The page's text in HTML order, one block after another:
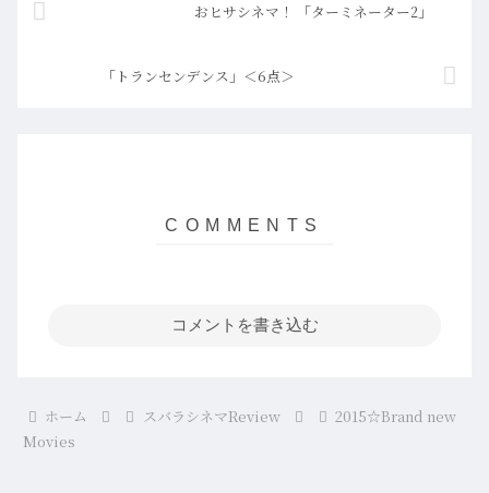
おヒサシネマ！ 「ターミネーター2」
「トランセンデンス」＜6点＞
コメントを書き込む
ホーム スバラシネマReview
2015☆Brand new
Movies